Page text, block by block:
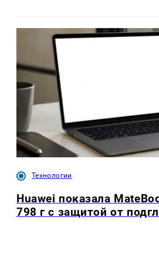
Технологии
Huawei показала
798 г с защитой от